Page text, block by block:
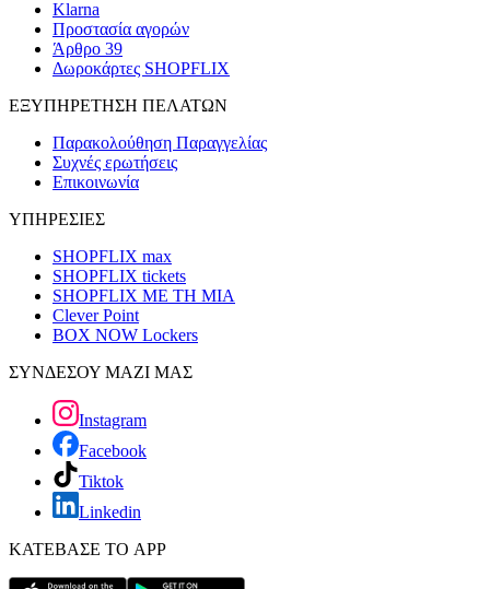
Klarna
Προστασία αγορών
Άρθρο 39
Δωροκάρτες SHOPFLIX
ΕΞΥΠΗΡΕΤΗΣΗ ΠΕΛΑΤΩΝ
Παρακολούθηση Παραγγελίας
Συχνές ερωτήσεις
Επικοινωνία
ΥΠΗΡΕΣΙΕΣ
SHOPFLIX max
SHOPFLIX tickets
SHOPFLIX ΜΕ ΤΗ ΜΙΑ
Clever Point
BOX NOW Lockers
ΣΥΝΔΕΣΟΥ ΜΑΖΙ ΜΑΣ
Instagram
Facebook
Tiktok
Linkedin
ΚΑΤΕΒΑΣΕ ΤΟ APP